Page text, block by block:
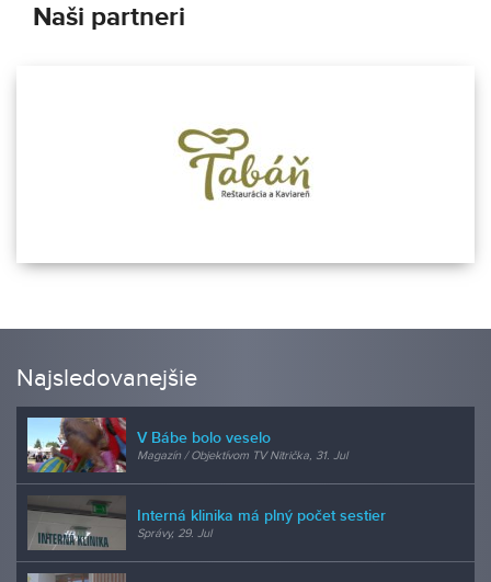
Naši partneri
Najsledovanejšie
V Bábe bolo veselo
Magazín / Objektívom TV Nitrička, 31. Jul
Interná klinika má plný počet sestier
Správy, 29. Jul